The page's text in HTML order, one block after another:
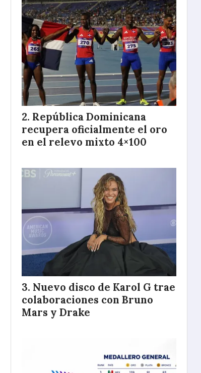
República Dominicana
recupera oficialmente el oro
en el relevo mixto 4×100
Nuevo disco de Karol G trae
colaboraciones con Bruno
Mars y Drake